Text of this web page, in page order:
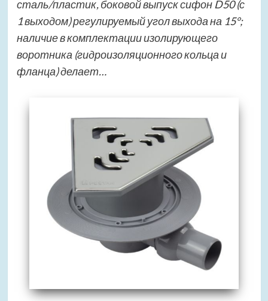
сталь/пластик, боковой выпуск сифон D50 (с
1 выходом) регулируемый угол выхода на 15°;
наличие в комплектации изолирующего
воротника (гидроизоляционного кольца и
фланца) делает…